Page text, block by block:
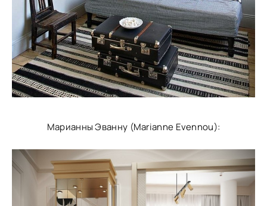
Марианны Эванну (Marianne Evennou):